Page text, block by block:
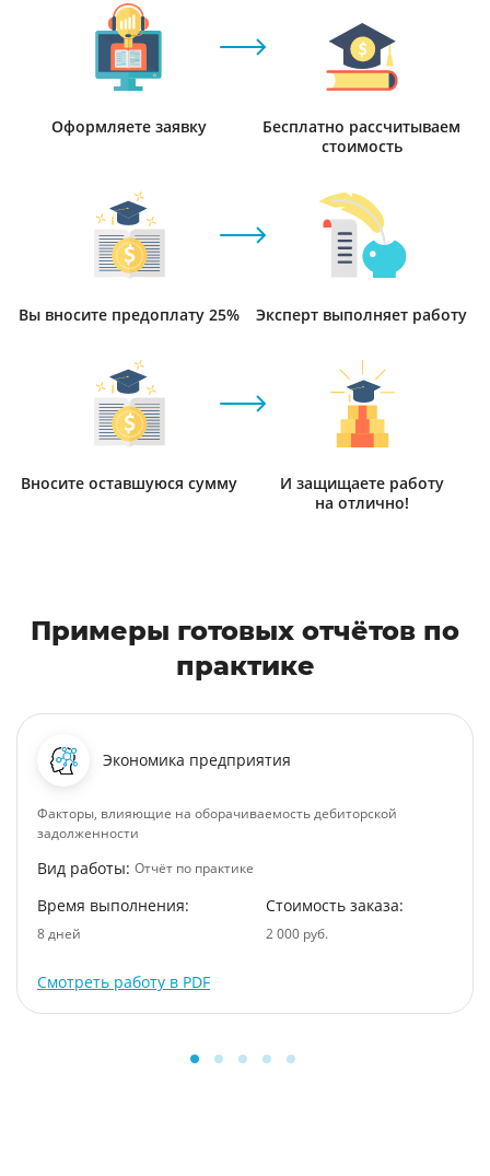
Оформляете заявку
Бесплатно рассчитываем
стоимость
Вы вносите предоплату 25% Эксперт выполняет работу
Вносите оставшуюся сумму
И защищаете работу
на отлично!
Примеры готовых отчётов по
практике
Экономика предприятия
Факторы, влияющие на оборачиваемость дебиторской
задолженности
Вид работы: Отчёт по практике
Время выполнения:
8 дней
Стоимость заказа:
2 000 руб.
Смотреть работу в PDF